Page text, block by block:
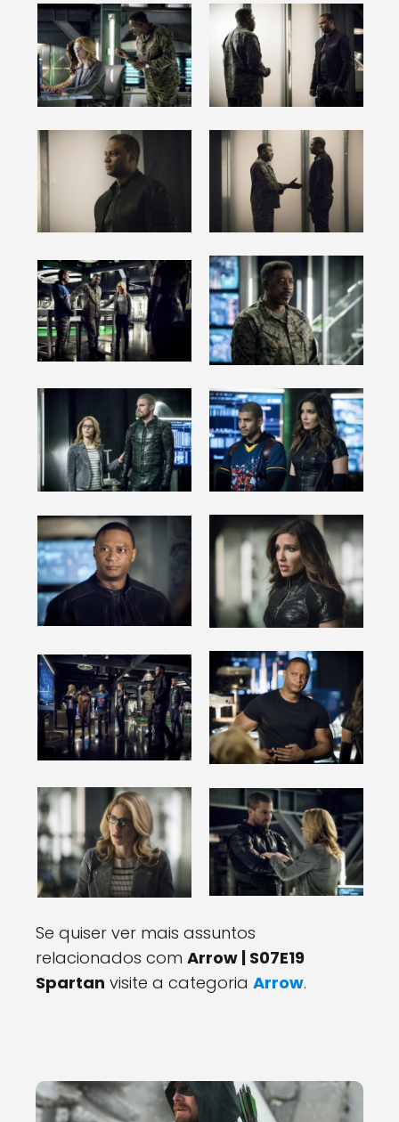
Se quiser ver mais assuntos
relacionados com Arrow | S07E19
Spartan visite a categoria Arrow.